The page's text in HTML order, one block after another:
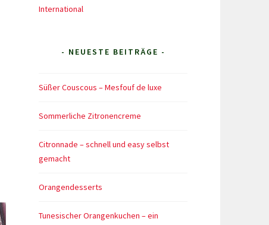
International
- NEUESTE BEITRÄGE -
Süßer Couscous – Mesfouf de luxe
Sommerliche Zitronencreme
Citronnade – schnell und easy selbst
gemacht
Orangendesserts
Tunesischer Orangenkuchen – ein